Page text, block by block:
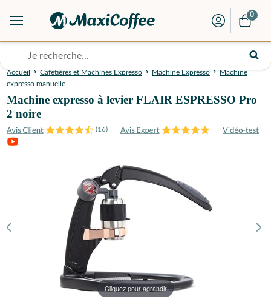
0
Accueil Cafetières et Machines Expresso Machine Expresso
Machine
expresso manuelle
Machine expresso à levier FLAIR ESPRESSO Pro
2 noire
(16)
Cliquez pour agrandir